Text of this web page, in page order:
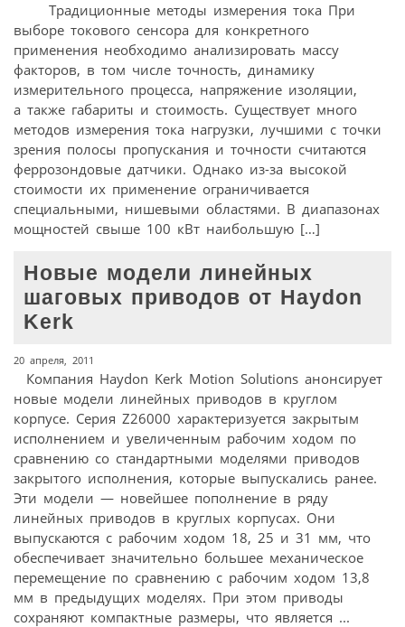
Традиционные методы измерения тока При
выборе токового сенсора для конкретного
применения необходимо анализировать массу
факторов, в том числе точность, динамику
измерительного процесса, напряжение изоляции,
а также габариты и стоимость. Существует много
методов измерения тока нагрузки, лучшими с точки
зрения полосы пропускания и точности считаются
феррозондовые датчики. Однако из-за высокой
стоимости их применение ограничивается
специальными, нишевыми областями. В диапазонах
мощностей свыше 100 кВт наибольшую […]
Новые модели линейных
шаговых приводов от Haydon
Kerk
20 апреля, 2011
Компания Haydon Kerk Motion Solutions анонсирует
новые модели линейных приводов в круглом
корпусе. Cерия Z26000 характеризуется закрытым
исполнением и увеличенным рабочим ходом по
сравнению со стандартными моделями приводов
закрытого исполнения, которые выпускались ранее.
Эти модели — новейшее пополнение в ряду
линейных приводов в круглых корпусах. Они
выпускаются с рабочим ходом 18, 25 и 31 мм, что
обеспечивает значительно большее механическое
перемещение по сравнению с рабочим ходом 13,8
мм в предыдущих моделях. При этом приводы
сохраняют компактные размеры, что является ...